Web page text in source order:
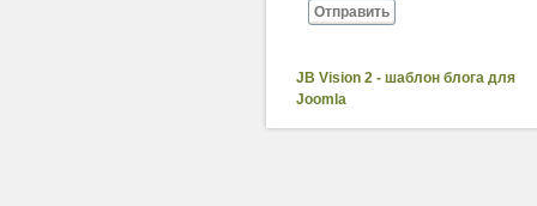
Отправить
JB Vision 2 - шаблон блога для
Joomla